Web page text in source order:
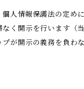
人情報保護法の定め
く開示を行います（
が開示の義務を負わ